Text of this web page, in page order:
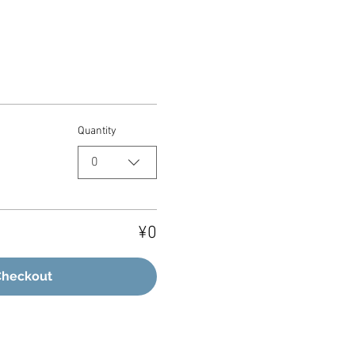
Quantity
0
¥0